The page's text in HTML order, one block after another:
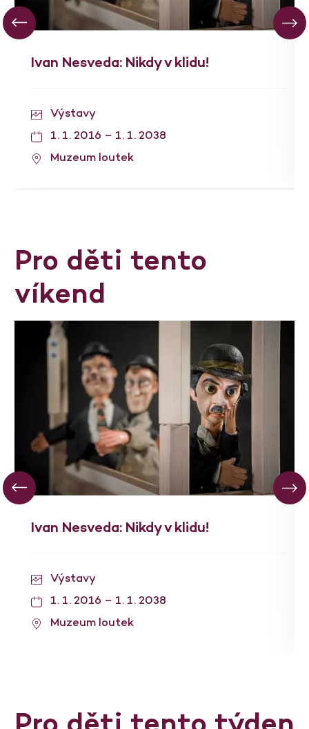
Ivan Nesveda: Nikdy v klidu!
Výstavy
1. 1. 2016 – 1. 1. 2038
Muzeum loutek
Pro děti tento
víkend
Ivan Nesveda: Nikdy v klidu!
Výstavy
1. 1. 2016 – 1. 1. 2038
Muzeum loutek